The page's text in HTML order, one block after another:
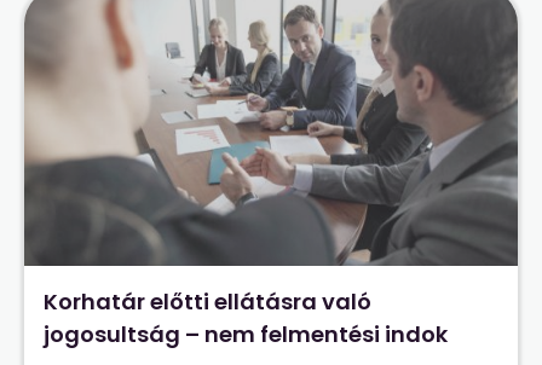
Korhatár előtti ellátásra való
jogosultság – nem felmentési indok